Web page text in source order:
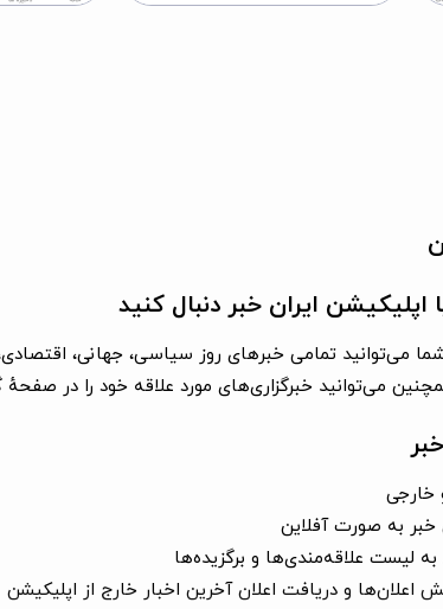
اپلیکیشن ایران خبر دنبال کنید
شما می‌توانید تمامی خبر‌های روز سیاسی، جهانی،
می‌توانید خبرگزاری‌های مورد علاقه خود را در
خارجی
خبر به صورت آفلاین
لیست علاقه‌مندی‌ها و برگزیده‌ها
اعلان‌ها و دریافت اعلان آخرین اخبار خارج از اپلیکیشن